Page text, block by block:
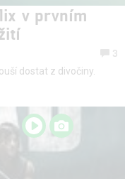
v prvním
3
dostat z divočiny.